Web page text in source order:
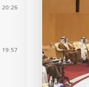
20:26
19:57